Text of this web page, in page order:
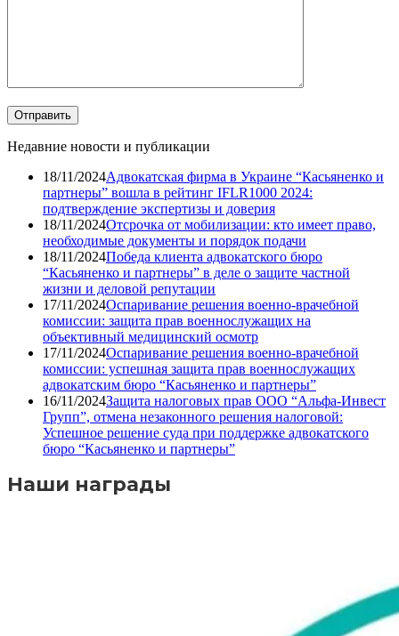
Недавние новости и публикации
18/11/2024Адвокатская фирма в Украине “Касьяненко и
партнеры” вошла в рейтинг IFLR1000 2024:
подтверждение экспертизы и доверия
18/11/2024Отсрочка от мобилизации: кто имеет право,
необходимые документы и порядок подачи
18/11/2024Победа клиента адвокатского бюро
“Касьяненко и партнеры” в деле о защите частной
жизни и деловой репутации
17/11/2024Оспаривание решения военно-врачебной
комиссии: защита прав военнослужащих на
объективный медицинский осмотр
17/11/2024Оспаривание решения военно-врачебной
комиссии: успешная защита прав военнослужащих
адвокатским бюро “Касьяненко и партнеры”
16/11/2024Защита налоговых прав ООО “Альфа-Инвест
Групп”, отмена незаконного решения налоговой:
Успешное решение суда при поддержке адвокатского
бюро “Касьяненко и партнеры”
Наши награды